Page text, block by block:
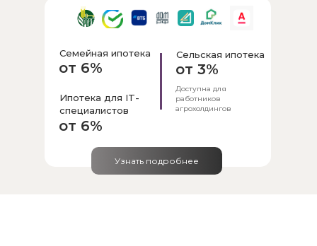
Узнать подробнее
от 6%
Семейная ипотека
Доступна для
работников
агрохолдингов
Ипотека для IT-
специалистов
от 6%
Сельская ипотека
от 3%